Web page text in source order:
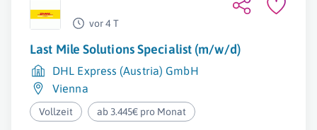
vor 4 T
Last Mile Solutions Specialist (m/w/d)
DHL Express (Austria) GmbH
Vienna
Vollzeit ab 3.445€ pro Monat